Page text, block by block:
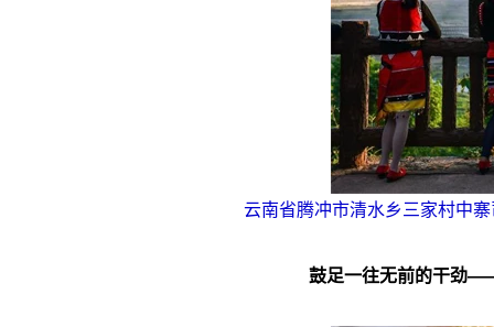
云南省腾冲市清水乡三家村中
鼓足一往无前的干劲